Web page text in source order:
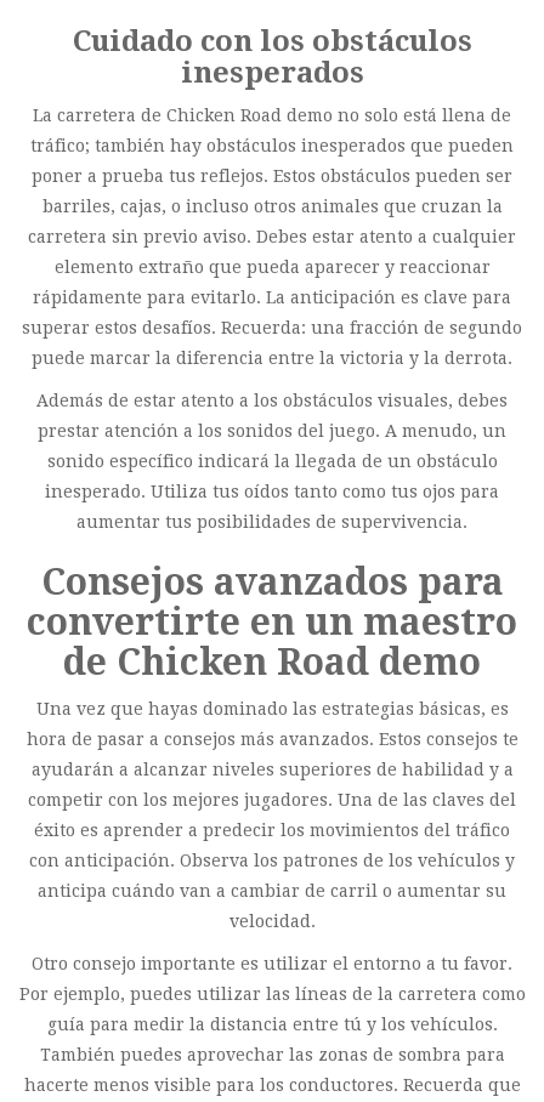
Cuidado con los obstáculos
inesperados
La carretera de Chicken Road demo no solo está llena de
tráfico; también hay obstáculos inesperados que pueden
poner a prueba tus reflejos. Estos obstáculos pueden ser
barriles, cajas, o incluso otros animales que cruzan la
carretera sin previo aviso. Debes estar atento a cualquier
elemento extraño que pueda aparecer y reaccionar
rápidamente para evitarlo. La anticipación es clave para
superar estos desafíos. Recuerda: una fracción de segundo
puede marcar la diferencia entre la victoria y la derrota.
Además de estar atento a los obstáculos visuales, debes
prestar atención a los sonidos del juego. A menudo, un
sonido específico indicará la llegada de un obstáculo
inesperado. Utiliza tus oídos tanto como tus ojos para
aumentar tus posibilidades de supervivencia.
Consejos avanzados para
convertirte en un maestro
de Chicken Road demo
Una vez que hayas dominado las estrategias básicas, es
hora de pasar a consejos más avanzados. Estos consejos te
ayudarán a alcanzar niveles superiores de habilidad y a
competir con los mejores jugadores. Una de las claves del
éxito es aprender a predecir los movimientos del tráfico
con anticipación. Observa los patrones de los vehículos y
anticipa cuándo van a cambiar de carril o aumentar su
velocidad.
Otro consejo importante es utilizar el entorno a tu favor.
Por ejemplo, puedes utilizar las líneas de la carretera como
guía para medir la distancia entre tú y los vehículos.
También puedes aprovechar las zonas de sombra para
hacerte menos visible para los conductores. Recuerda que